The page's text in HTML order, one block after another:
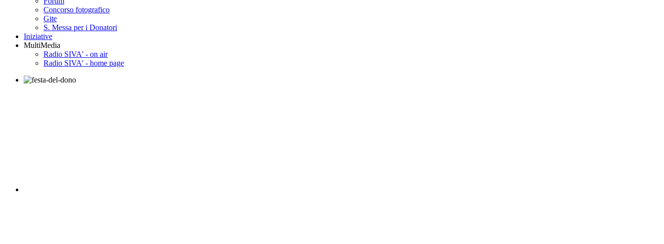
Concorso fotografico
Gite
S. Messa per i Donatori
Iniziative
MultiMedia
Radio SIVA' - on air
Radio SIVA' - home page